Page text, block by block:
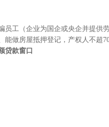
工（企业为国企或央企并提供
能做房屋抵押登记，产权人不超
贷款窗口